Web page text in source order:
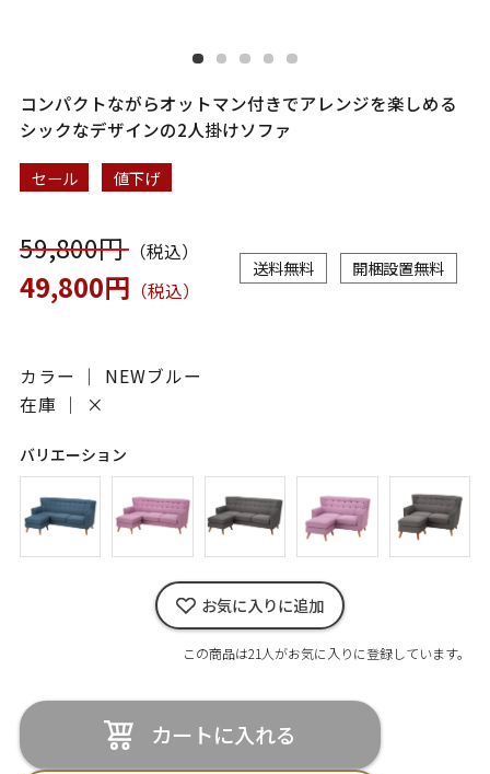
コンパクトながらオットマン付きでアレンジを楽しめる
シックなデザインの2人掛けソファ
セール 値下げ
59,800円（税込）
49,800円 （税込）
送料無料 開梱設置無料
カラー ｜ NEWブルー
在庫 ｜
×
バリエーション
お気に入りに追加
この商品は21人がお気に入りに登録しています。
カートに入れる